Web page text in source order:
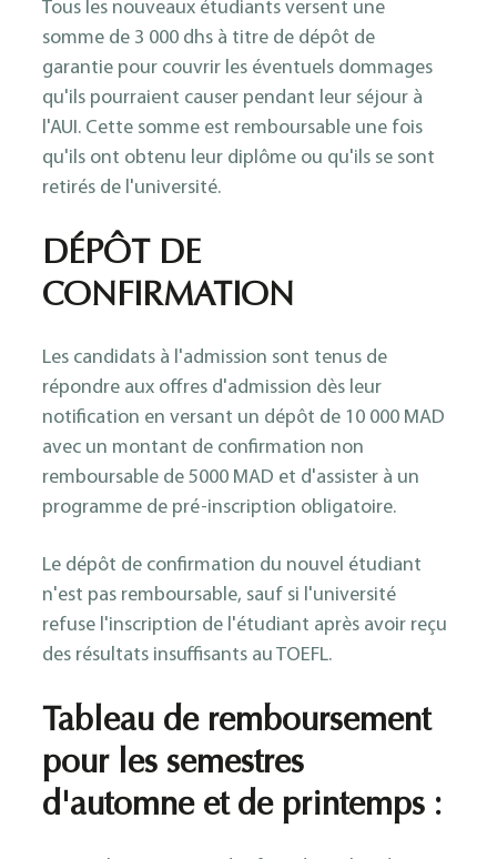
Tous les nouveaux étudiants versent une
somme de 3 000 dhs à titre de dépôt de
garantie pour couvrir les éventuels dommages
qu'ils pourraient causer pendant leur séjour à
l'AUI. Cette somme est remboursable une fois
qu'ils ont obtenu leur diplôme ou qu'ils se sont
retirés de l'université.
DÉPÔT DE
CONFIRMATION
Les candidats à l'admission sont tenus de
répondre aux offres d'admission dès leur
notification en versant un dépôt de 10 000 MAD
avec un montant de confirmation non
remboursable de 5000 MAD et d'assister à un
programme de pré-inscription obligatoire.
Le dépôt de confirmation du nouvel étudiant
n'est pas remboursable, sauf si l'université
refuse l'inscription de l'étudiant après avoir reçu
des résultats insuffisants au TOEFL.
Tableau de remboursement
pour les semestres
d'automne et de printemps :